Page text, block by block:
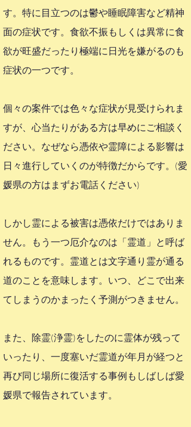
す。特に目立つのは鬱や睡眠障害など精神
面の症状です。食欲不振もしくは異常に食
欲が旺盛だったり極端に日光を嫌がるのも
症状の一つです。
個々の案件では色々な症状が見受けられま
すが、心当たりがある方は早めにご相談く
ださい。なぜなら憑依や霊障による影響は
日々進行していくのが特徴だからです。​(愛
媛県の方はまずお電話ください)
しかし霊による被害は憑依だけではありま
せん。もう一つ厄介なのは「霊道」と呼ば
れるものです。霊道とは文字通り霊が通る
道のことを意味します。いつ、どこで出来
てしまうのかまったく予測がつきません。
また、除霊(浄霊)をしたのに霊体が残って
いったり、一度塞いだ霊道が年月が経つと
再び同じ場所に復活する事例もしばしば愛
媛県で報告されています。